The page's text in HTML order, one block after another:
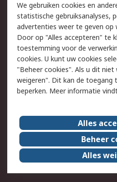
Track & Trace
Wettelijk
Cookiebeleid
Privacybeleid
Algemene
verkoopvoorwaarden
Over RS
RS Group
RS wereldwijd
ESG
We gebruiken cookies en
statistische gebruiksanalyses,
advertenties weer te geven op
Door op "Alles accepteren" te
toestemming voor de
cookies. U kunt uw cookies
"Beheer cookies". Als u dit niet
weigeren". Dit kan de toegang
beperken. Meer informatie
Alles
Beheer
Alles